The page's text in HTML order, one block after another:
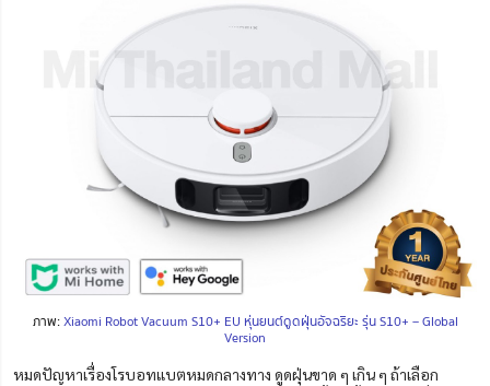
ภาพ:Xiaomi Robot Vacuum S10+ EU หุ่นยนต์ดูดฝุ่นอัจฉริยะ รุ่น S10+ – Global
Version
หมดปัญหาเรื่องโรบอทแบตหมดกลางทาง ดูดฝุ่นขาด ๆ เกิน ๆ ถ้าเลือก